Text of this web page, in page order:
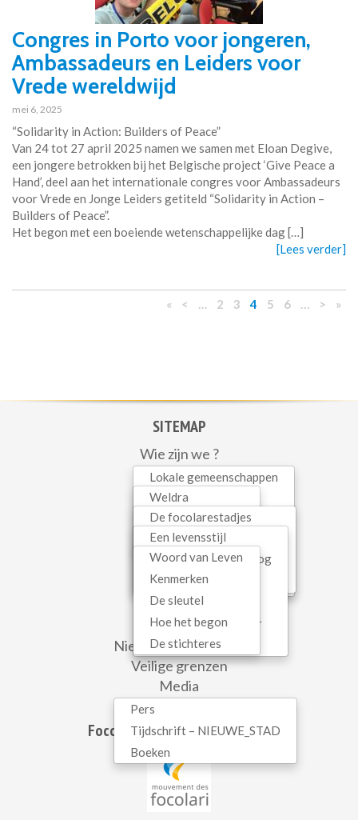
Congres in Porto voor jongeren,
Ambassadeurs en Leiders voor
Vrede wereldwijd
mei 6, 2025
“Solidarity in Action: Builders of Peace”
Van 24 tot 27 april 2025 namen we samen met Eloan Degive,
een jongere betrokken bij het Belgische project ‘Give Peace a
Hand’, deel aan het internationale congres voor Ambassadeurs
voor Vrede en Jonge Leiders getiteld “Solidarity in Action –
Builders of Peace”.
Het begon met een boeiende wetenschappelijke dag […]
[Lees verder]
« < … 2 3 4 5 6 … > »
SITEMAP
Wie zijn we ?
Lokale gemeenschappen
Woord van Leven
Gezinnen
Kinderen
Tieners
Jongeren
Initiatieven
Weldra
Lopend
Recent
Mariapolis Vita
De focolarestadjes
In België
Gemeenschapseconomie
Mariapolis
In dialoog
Een levensstijl
Interreligieuze dialoog
Oecumene
Kerk als communio
Hedendaagse cultuur
Sophia
Spiritualiteit
Woord van Leven
Kenmerken
De sleutel
Hoe het begon
De stichteres
WEB SERVICES
Contact
Newsletter
Nieuws uit de wereld
Veilige grenzen
Media
Pers
Tijdschrift – NIEUWE_STAD
Boeken
Focolarebeweging in de wereld